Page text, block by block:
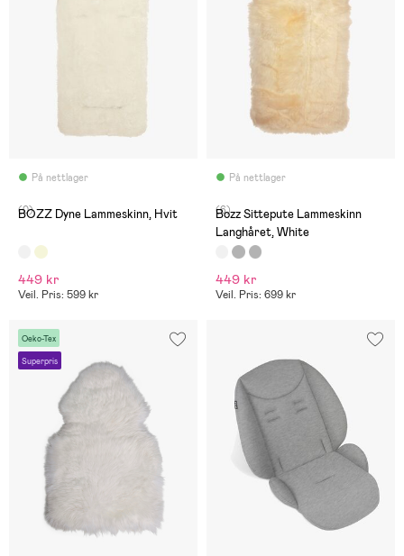
På nettlager
(0)
BOZZ Dyne Lammeskinn, Hvit
449 kr
Veil. Pris: 599 kr
På nettlager
(6)
Bozz Sittepute Lammeskinn
Langhåret, White
449 kr
Veil. Pris: 699 kr
Oeko-Tex
Superpris